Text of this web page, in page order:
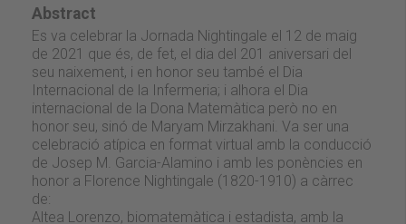
Abstract
Es va celebrar la Jornada Nightingale el 12 de maig
de 2021 que és, de fet, el dia del 201 aniversari del
seu naixement, i en honor seu també el Dia
Internacional de la Infermeria; i alhora el Dia
internacional de la Dona Matemàtica però no en
honor seu, sinó de Maryam Mirzakhani. Va ser una
celebració atípica en format virtual amb la conducció
de Josep M. Garcia-Alamino i amb les ponències en
honor a Florence Nightingale (1820-1910) a càrrec
de:
Altea Lorenzo, biomatemàtica i estadista, amb la